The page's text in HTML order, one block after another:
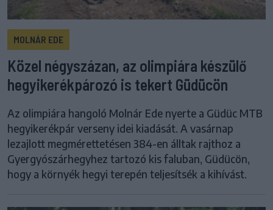
MOLNÁR EDE
Közel négyszázan, az olimpiára készülő
hegyikerékpározó is tekert Güdücön
Az olimpiára hangoló Molnár Ede nyerte a Güdüc MTB
hegyikerékpár verseny idei kiadását. A vasárnap
lezajlott megmérettetésen 384-en álltak rajthoz a
Gyergyószárhegyhez tartozó kis faluban, Güdücön,
hogy a környék hegyi terepén teljesítsék a kihívást.